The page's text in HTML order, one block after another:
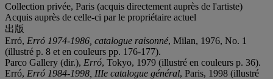
Collection privée, Paris (acquis directement auprès de l'artiste)
Acquis auprès de celle-ci par le propriétaire actuel
出版
Erró, Erró 1974-1986, catalogue raisonné, Milan, 1976, No. 1
(illustré p. 8 et en couleurs pp. 176-177).
Parco Gallery (dir.), Erró, Tokyo, 1979 (illustré en couleurs p. 36).
Erró, Erró 1984-1998, IIIe catalogue général, Paris, 1998 (illustré